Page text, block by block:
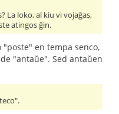
La loko, al kiu vi vojaĝas,
atingos ĝin.
en tempa senco,
"antaŭe". Sed antaŭen